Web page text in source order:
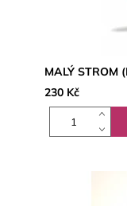
MALÝ STROM
230 Kč